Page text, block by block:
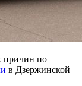
причин по
в Дзержинской